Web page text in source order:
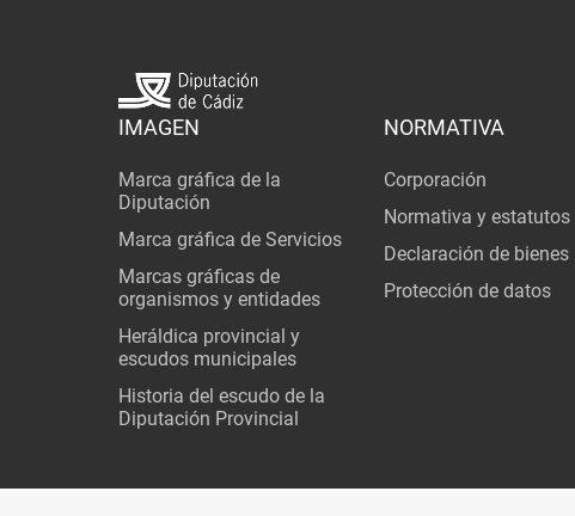
IMAGEN
Marca gráfica de la
Diputación
Marca gráfica de Servicios
Marcas gráficas de
organismos y entidades
Heráldica provincial y
escudos municipales
Historia del escudo de la
Diputación Provincial
NORMATIVA
Corporación
Normativa y estatutos
Declaración de bienes
Protección de datos